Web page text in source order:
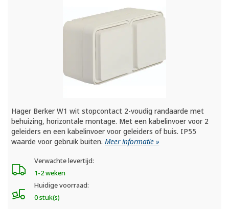
Hager Berker W1 wit stopcontact 2-voudig randaarde met
behuizing, horizontale montage. Met een kabelinvoer voor 2
geleiders en een kabelinvoer voor geleiders of buis. IP55
waarde voor gebruik buiten.Meer informatie »
Verwachte levertijd:
1-2 weken
Huidige voorraad:
0 stuk(s)